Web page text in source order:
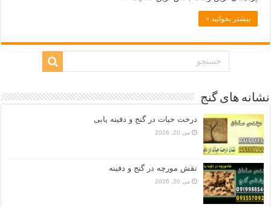
بیشتر بخوانید »
نشانه های گنج
درخت حیات در گنج و دفینه یابی
می 20, 2026
نقش مورچه در گنج و دفینه
می 20, 2026